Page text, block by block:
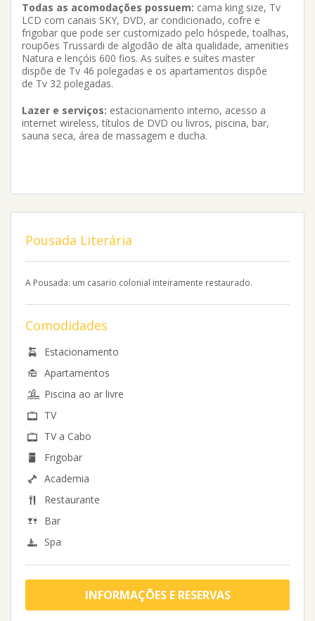
Todas as acomodações possuem: cama king size, Tv
LCD com canais SKY, DVD, ar condicionado, cofre e
frigobar que pode ser customizado pelo hóspede, toalhas,
roupões Trussardi de algodão de alta qualidade, amenities
Natura e lençóis 600 fios. As suítes e suítes master
dispõe de Tv 46 polegadas e os apartamentos dispõe
de Tv 32 polegadas.
Lazer e serviços: estacionamento interno, acesso a
internet wireless, títulos de DVD ou livros, piscina, bar,
sauna seca, área de massagem e ducha.
Pousada Literária
A Pousada: um casario colonial inteiramente restaurado.
Comodidades
Estacionamento
Apartamentos
Piscina ao ar livre
TV
TV a Cabo
Frigobar
Academia
Restaurante
Bar
Spa
INFORMAÇÕES E RESERVAS